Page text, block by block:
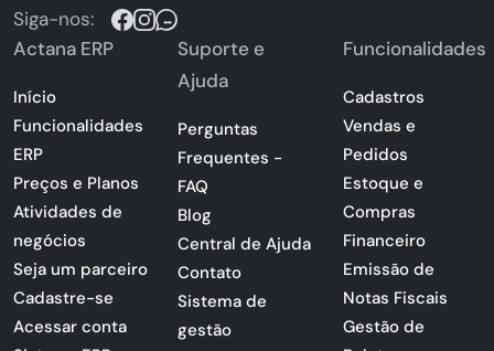
Siga-nos:
Actana ERP
Início
Funcionalidades
ERP
Preços e Planos
Atividades de
negócios
Seja um parceiro
Cadastre-se
Acessar conta
Suporte e
Ajuda
Perguntas
Frequentes -
FAQ
Blog
Central de Ajuda
Contato
Sistema de
gestão
Funcionalidades
Cadastros
Vendas e
Pedidos
Estoque e
Compras
Financeiro
Emissão de
Notas Fiscais
Gestão de